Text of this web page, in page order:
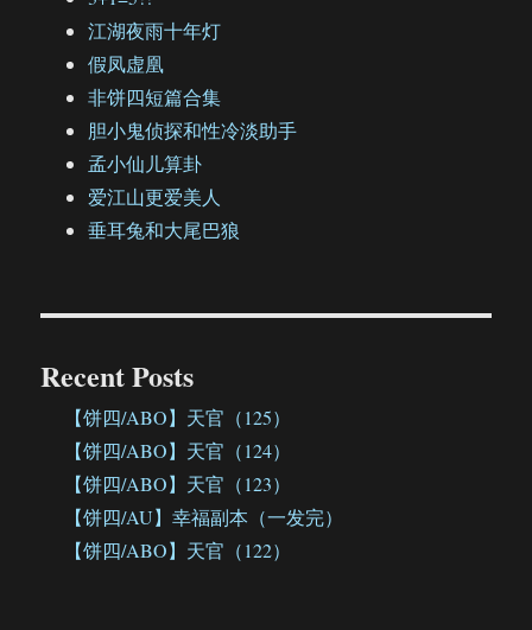
江湖夜雨十年灯
假凤虚凰
非饼四短篇合集
胆小鬼侦探和性冷淡助手
孟小仙儿算卦
爱江山更爱美人
垂耳兔和大尾巴狼
Recent Posts
【饼四/ABO】天官（125）
【饼四/ABO】天官（124）
【饼四/ABO】天官（123）
【饼四/AU】幸福副本（一发完）
【饼四/ABO】天官（122）